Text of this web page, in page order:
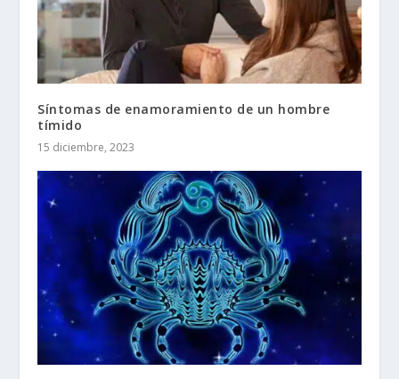
Síntomas de enamoramiento de un hombre
tímido
15 diciembre, 2023